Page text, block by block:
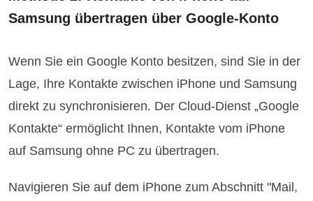
Samsung übertragen über Google-Konto
Wenn Sie ein Google Konto besitzen, sind Sie in der
Lage, Ihre Kontakte zwischen iPhone und Samsung
direkt zu synchronisieren. Der Cloud-Dienst „Google
Kontakte“ ermöglicht Ihnen, Kontakte vom iPhone
auf Samsung ohne PC zu übertragen.
Navigieren Sie auf dem iPhone zum Abschnitt "Mail,